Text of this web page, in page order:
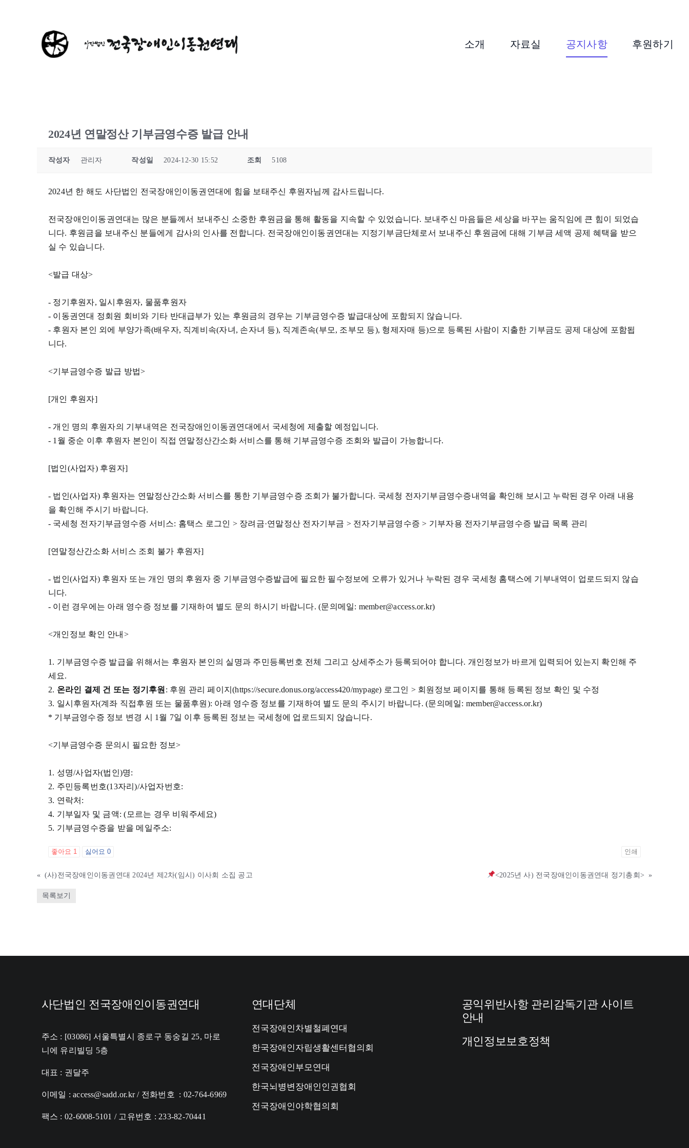
소개 자료실 공지사항 후원하기
2024년 연말정산 기부금영수증 발급 안내
작성자 관리자 작성일 2024-12-30 15:52 조회 5108
2024년 한 해도 사단법인 전국장애인이동권연대에 힘을 보태주신 후원자님께 감사드립니다.
전국장애인이동권연대는 많은 분들께서 보내주신 소중한 후원금을 통해 활동을 지속할 수 있었습니다. 보내주신 마음들은 세상을 바꾸는 움직임에 큰 힘이 되었습
니다. 후원금을 보내주신 분들에게 감사의 인사를 전합니다. 전국장애인이동권연대는 지정기부금단체로서 보내주신 후원금에 대해 기부금 세액 공제 혜택을 받으
실 수 있습니다.
<발급 대상>
- 정기후원자, 일시후원자, 물품후원자
- 이동권연대 정회원 회비와 기타 반대급부가 있는 후원금의 경우는 기부금영수증 발급대상에 포함되지 않습니다.
- 후원자 본인 외에 부양가족(배우자, 직계비속(자녀, 손자녀 등), 직계존속(부모, 조부모 등), 형제자매 등)으로 등록된 사람이 지출한 기부금도 공제 대상에 포함됩
니다.
<기부금영수증 발급 방법>
[개인 후원자]
- 개인 명의 후원자의 기부내역은 전국장애인이동권연대에서 국세청에 제출할 예정입니다.
- 1월 중순 이후 후원자 본인이 직접 연말정산간소화 서비스를 통해 기부금영수증 조회와 발급이 가능합니다.
[법인(사업자) 후원자]
- 법인(사업자) 후원자는 연말정산간소화 서비스를 통한 기부금영수증 조회가 불가합니다. 국세청 전자기부금영수증내역을 확인해 보시고 누락된 경우 아래 내용
을 확인해 주시기 바랍니다.
- 국세청 전자기부금영수증 서비스: 홈택스 로그인 > 장려금·연말정산 전자기부금 > 전자기부금영수증 > 기부자용 전자기부금영수증 발급 목록 관리
[연말정산간소화 서비스 조회 불가 후원자]
- 법인(사업자) 후원자 또는 개인 명의 후원자 중 기부금영수증발급에 필요한 필수정보에 오류가 있거나 누락된 경우 국세청 홈택스에 기부내역이 업로드되지 않습
니다.
- 이런 경우에는 아래 영수증 정보를 기재하여 별도 문의 하시기 바랍니다. (문의메일: member@access.or.kr)
<개인정보 확인 안내>
1. 기부금영수증 발급을 위해서는 후원자 본인의 실명과 주민등록번호 전체 그리고 상세주소가 등록되어야 합니다. 개인정보가 바르게 입력되어 있는지 확인해 주
세요.
2. 온라인 결제 건 또는 정기후원 : 후원 관리 페이지(https://secure.donus.org/access420/mypage) 로그인 > 회원정보 페이지를 통해 등록된 정보 확인 및 수정
3. 일시후원자(계좌 직접후원 또는 물품후원): 아래 영수증 정보를 기재하여 별도 문의 주시기 바랍니다. (문의메일: member@access.or.kr)
* 기부금영수증 정보 변경 시 1월 7일 이후 등록된 정보는 국세청에 업로드되지 않습니다.
<기부금영수증 문의시 필요한 정보>
1. 성명/사업자(법인)명:
2. 주민등록번호(13자리)/사업자번호:
3. 연락처:
4. 기부일자 및 금액: (모르는 경우 비워주세요)
5. 기부금영수증을 받을 메일주소:
좋아요 1 싫어요0 인쇄
« (사)전국장애인이동권연대 2024년 제2차(임시) 이사회 소집 공고 <2025년 사) 전국장애인이동권연대 정기총회> »
목록보기
사단법인 전국장애인이동권연대
주소 : [03086] 서울특별시 종로구 동숭길 25, 마로
니에 유리빌딩 5층
대표 : 권달주
이메일 : access@sadd.or.kr / 전화번호 : 02-764-6969
팩스 : 02-6008-5101 / 고유번호 : 233-82-70441
연대단체
전국장애인차별철폐연대
한국장애인자립생활센터협의회
전국장애인부모연대
한국뇌병변장애인인권협회
전국장애인야학협의회
공익위반사항 관리감독기관 사이트
안내
개인정보보호정책